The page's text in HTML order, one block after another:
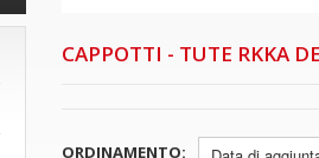
CAPPOTTI - TUTE RKKA
ORDINAMENTO: